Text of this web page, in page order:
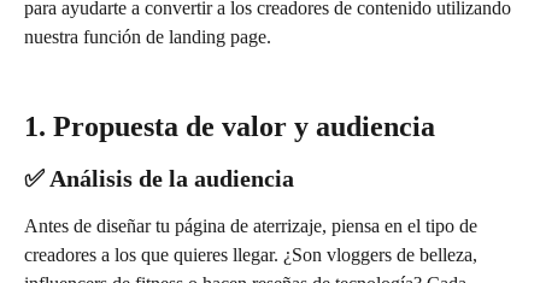
para ayudarte a convertir a los creadores de contenido utilizando
nuestra función de landing page.
1. Propuesta de valor y audiencia
✅ Análisis de la audiencia
Antes de diseñar tu página de aterrizaje, piensa en el tipo de
creadores a los que quieres llegar. ¿Son vloggers de belleza,